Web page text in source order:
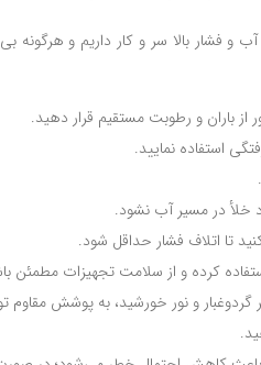
و فشار بالا سر و کار داریم و هرگونه
باران و رطوبت مستقیم قرار دهید.
استفاده نمایید.
خلأ در مسیر آب نشود.
تا اتلاف فشار حداقل شود.
کرده و از سلامت تجهیزات مطمئن
و نور خورشید، به پوشش مقاوم